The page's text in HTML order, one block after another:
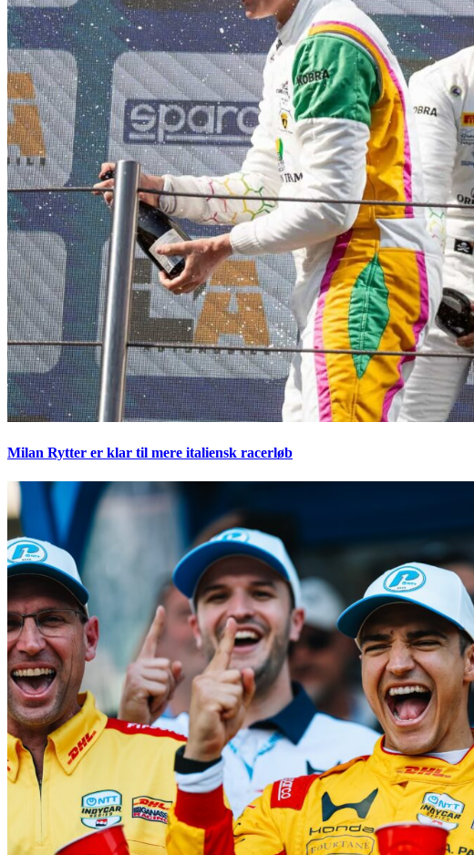
Milan Rytter er klar til mere italiensk racerløb